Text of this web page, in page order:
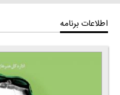
اطلاعات برنامه